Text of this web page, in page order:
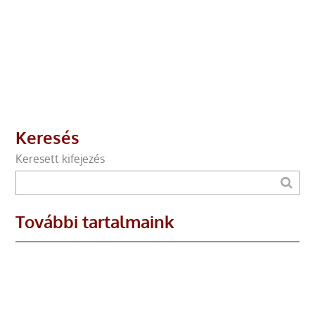
Keresés
Keresett kifejezés
További tartalmaink